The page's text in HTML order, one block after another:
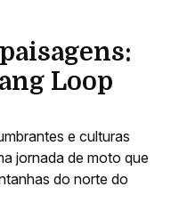
Loop
e culturas
jornada de moto que
do norte do